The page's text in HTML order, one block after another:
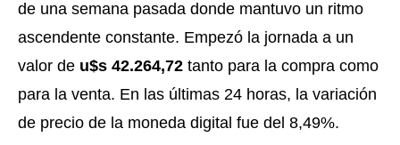
de una semana pasada donde mantuvo un ritmo
ascendente constante. Empezó la jornada a un
valor de u$s 42.264,72 tanto para la compra como
para la venta. En las últimas 24 horas, la variación
de precio de la moneda digital fue del 8,49%.